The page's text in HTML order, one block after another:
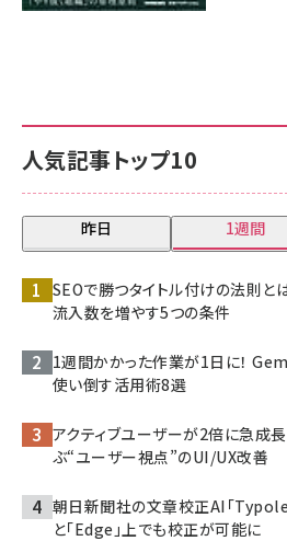
人気記事トップ10
昨日 1週間
SEOで勝つタイトル付けの法則と
流入数を増やす5つの条件
1週間かかった作業が1日に！
使い倒す活用術8選
アクティブユーザーが2倍に急成
ぶ“ユーザー視点”のUI/UX改善
朝日新聞社の文章校正AI「
と「Edge」上でも校正が可能に